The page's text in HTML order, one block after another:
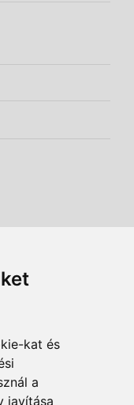
kat és
a
javítása